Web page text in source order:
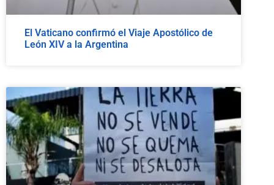
El Vaticano confirmó el Viaje Apostólico de
León XIV a la Argentina